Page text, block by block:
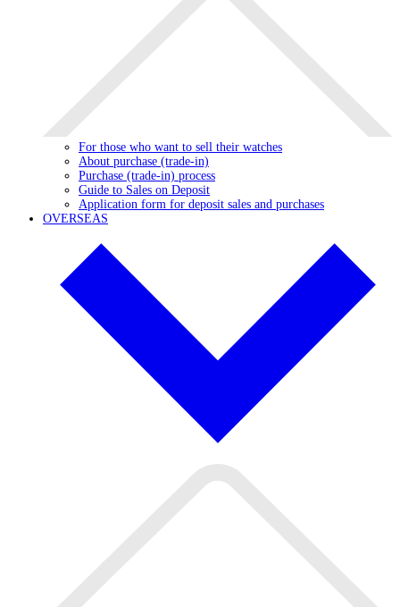
For those who want to sell their watches
About purchase (trade-in)
Purchase (trade-in) process
Guide to Sales on Deposit
Application form for deposit sales and purchases
OVERSEAS